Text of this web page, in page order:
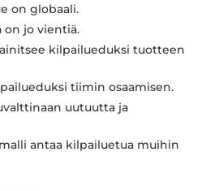
on globaali.
on jo vientiä.
kilpailueduksi tuotteen
tiimin osaamisen.
uutuutta ja
antaa kilpailuetua muihin